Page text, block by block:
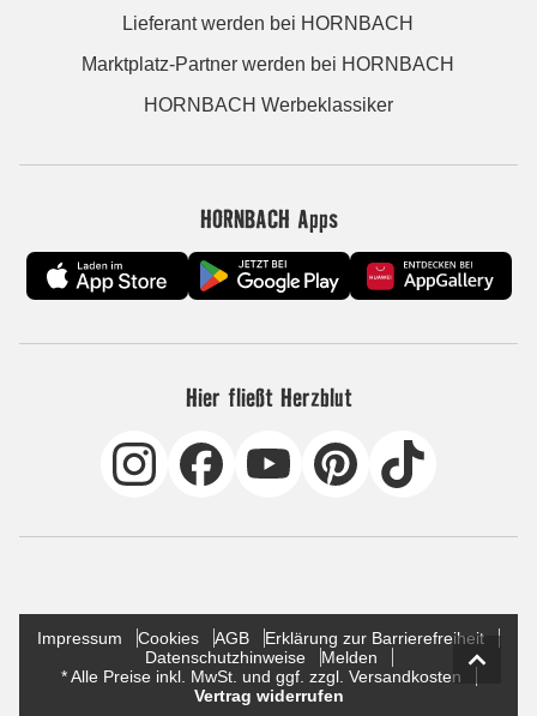
Lieferant werden bei HORNBACH
Marktplatz-Partner werden bei HORNBACH
HORNBACH Werbeklassiker
HORNBACH Apps
Hier fließt Herzblut
Impressum Cookies AGB
Erklärung zur Barrierefreiheit
Datenschutzhinweise
Melden
* Alle Preise inkl. MwSt. und ggf. zzgl. Versandkosten
Vertrag widerrufen